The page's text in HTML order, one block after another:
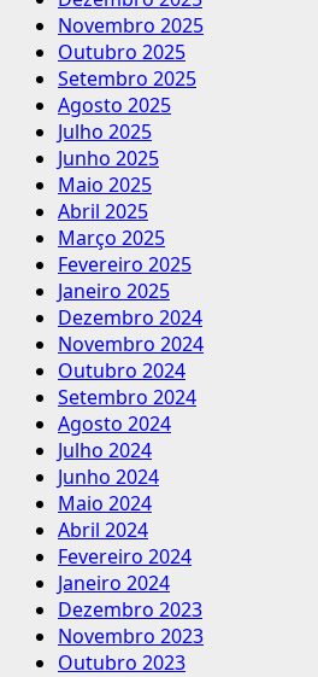
Novembro 2025
Outubro 2025
Setembro 2025
Agosto 2025
Julho 2025
Junho 2025
Maio 2025
Abril 2025
Março 2025
Fevereiro 2025
Janeiro 2025
Dezembro 2024
Novembro 2024
Outubro 2024
Setembro 2024
Agosto 2024
Julho 2024
Junho 2024
Maio 2024
Abril 2024
Fevereiro 2024
Janeiro 2024
Dezembro 2023
Novembro 2023
Outubro 2023